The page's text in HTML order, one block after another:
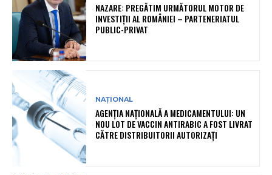
NAZARE: PREGĂTIM URMĂTORUL MOTOR DE
INVESTIȚII AL ROMÂNIEI – PARTENERIATUL
PUBLIC-PRIVAT
NAȚIONAL
AGENȚIA NAȚIONALĂ A MEDICAMENTULUI: UN
NOU LOT DE VACCIN ANTIRABIC A FOST LIVRAT
CĂTRE DISTRIBUITORII AUTORIZAȚI